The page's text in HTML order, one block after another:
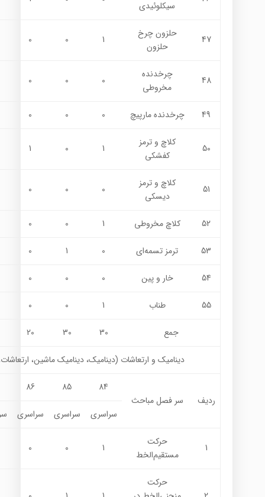
سيكلوئيدي
47
حلزون چرخ
حلزون
1
0
0
48
چرخدنده
مخروطي
0
0
0
49 چرخدنده مارپيچ 0
0
0
50
كلاچ و ترمز
کفشکی
1
0
1
51
كلاچ و ترمز
ديسكي
0
0
0
52 كلاچ مخروطي 1
0
0
53 ترمز تسمه‌اي 0
1
0
54 خار و پين 0
0
0
55 طناب 1
0
0
جمع 30
30
20
ديناميك و ارتعاشات (ديناميك، ديناميك ماشين،
ردیف سر فصل مباحث
84
85
86
سراسری سراسری سراسری
1
حركت
مستقيم‌الخط
1
0
0
حركت